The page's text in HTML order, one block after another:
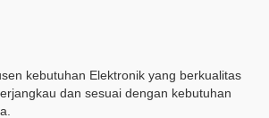
kebutuhan Elektronik yang berkualitas
dan sesuai dengan kebutuhan